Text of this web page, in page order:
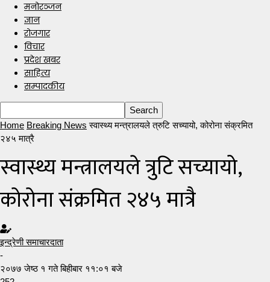
मनोरञ्जन
ज्ञान
रोजगार
विचार
प्रदेश खबर
साहित्य
सम्पादकीय
Home Breaking News स्वास्थ्य मन्त्रालयले त्रुटि सच्यायो, कोरोना संक्रमित
२४५ मात्रै
स्वास्थ्य मन्त्रालयले त्रुटि सच्यायो,
कोरोना संक्रमित २४५ मात्रै
इन्द्रेणी समाचारदाता
-
२०७७ जेष्ठ १ गते बिहीबार ११:०१ बजे